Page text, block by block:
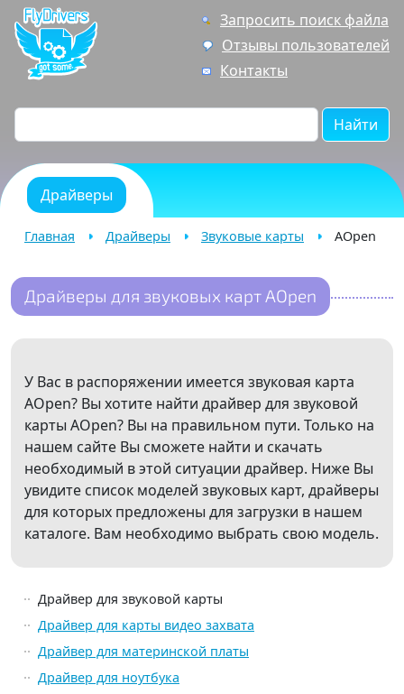
Запросить поиск файла
Отзывы пользователей
Контакты
Найти
Драйверы
Главная Драйверы Звуковые карты AOpen
Драйверы для звуковых карт AOpen
У Вас в распоряжении имеется звуковая карта
AOpen? Вы хотите найти драйвер для звуковой
карты AOpen? Вы на правильном пути. Только на
нашем сайте Вы сможете найти и скачать
необходимый в этой ситуации драйвер. Ниже Вы
увидите список моделей звуковых карт, драйверы
для которых предложены для загрузки в нашем
каталоге. Вам необходимо выбрать свою модель.
Драйвер для звуковой карты
Драйвер для карты видео захвата
Драйвер для материнской платы
Драйвер для ноутбука